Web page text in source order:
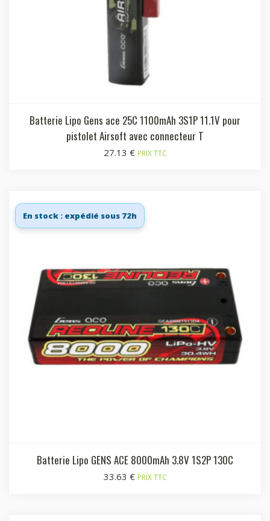
Batterie Lipo Gens ace 25C 1100mAh 3S1P 11.1V pour
pistolet Airsoft avec connecteur T
27.13 € PRIX TTC
En stock : expédié sous 72h
Batterie Lipo GENS ACE 8000mAh 3.8V 1S2P 130C
33.63 € PRIX TTC